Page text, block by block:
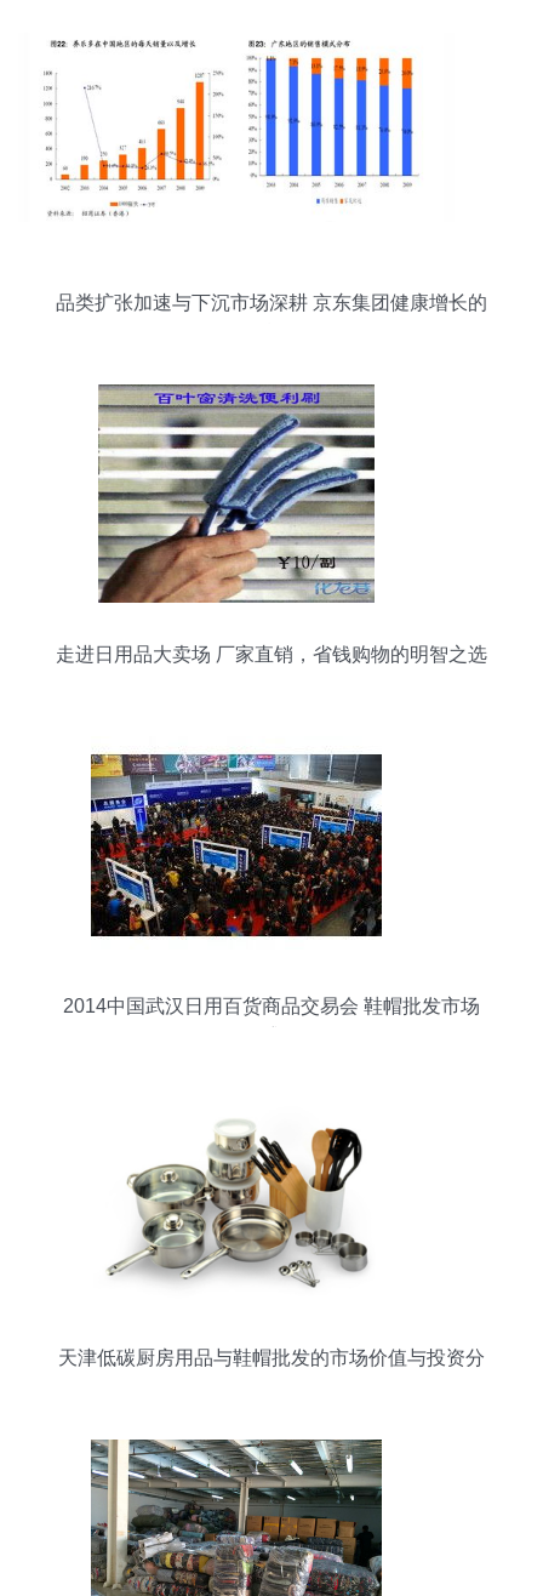
品类扩张加速与下沉市场深耕 京东集团健康增长的
走进日用品大卖场 厂家直销，省钱购物的明智之选
2014中国武汉日用百货商品交易会 鞋帽批发市场
天津低碳厨房用品与鞋帽批发的市场价值与投资分